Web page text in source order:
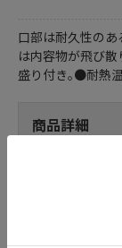
口部は耐久性の
は内容物が飛び
盛り付き｡●耐熱
商品詳細
フラスコの人